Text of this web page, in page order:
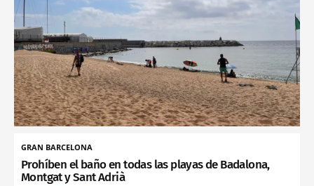
GRAN BARCELONA
Prohíben el baño en todas las playas de Badalona,
Montgat y Sant Adrià